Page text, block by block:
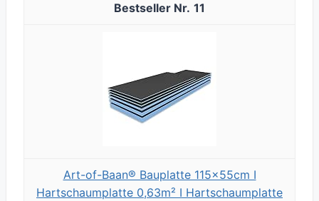
11
Art-of-Baan® Bauplatte 115x55cm I
Hartschaumplatte 0,63m² I Hartschaumplatte